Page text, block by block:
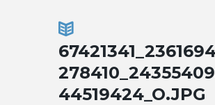
44519424_O.JPG